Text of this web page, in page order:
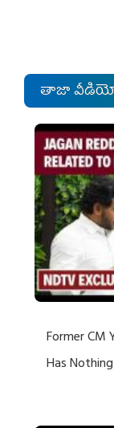
తాజా
Former CM
Has